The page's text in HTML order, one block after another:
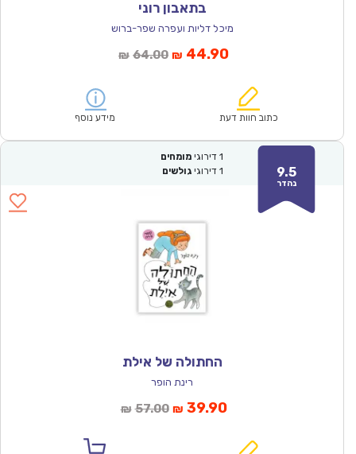
בתאבון רוני
מיכל דליות ועפרה שפר-ברוש
₪ 64.00המחיר
₪64.00.
₪ 44.90המחיר
הוא:
כתוב חוות דעת מידע נוסף
9.5
נהדר
1 דירוגי מומחים
1 דירוגי גולשים
החתולה של אילת
רינת הופר
₪ 57.00המחיר
₪ 39.90המחיר
הוא: